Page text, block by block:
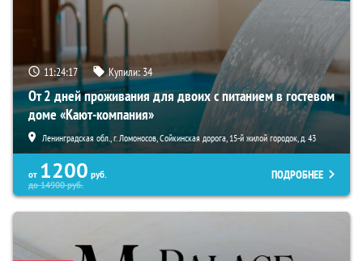
11:24:16 Купили:34
От 2 дней проживания для двоих с питанием в гостевом
доме «Кают-компания»
Ленинградская обл., г. Ломоносов, Сойкинская дорога, 15-й жилой городок, д. 43
от 1200 руб.
до14900руб.
ПОДРОБНЕЕ